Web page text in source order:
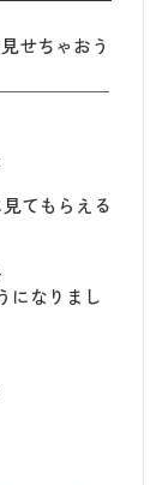
せちゃおう
てもらえる
なりまし